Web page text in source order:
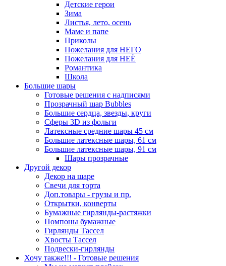
Детские герои
Зима
Листья, лето, осень
Маме и папе
Приколы
Пожелания для НЕГО
Пожелания для НЕЁ
Романтика
Школа
Большие шары
Готовые решения с надписями
Прозрачный шар Bubbles
Большие сердца, звезды, круги
Сферы 3D из фольги
Латексные средние шары 45 см
Большие латексные шары, 61 см
Большие латексные шары, 91 см
Шары прозрачные
Другой декор
Декор на шаре
Свечи для торта
Доп.товары - грузы и пр.
Открытки, конверты
Бумажные гирлянды-растяжки
Помпоны бумажные
Гирлянды Тассел
Хвосты Тассел
Подвески-гирлянды
Хочу также!!! - Готовые решения